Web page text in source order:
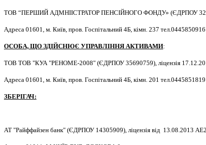
ТОВ “ПЕРШИЙ АДМНІІСТРАТОР ПЕНСІЙНОГО ФОНДУ» (ЄДРПОУ
Адреса 01601, м. Київ, пров. Госпітальний 4Б, кімн. 237 тел.0445850916
ОСОБА, ЩО ЗДІЙСНЮЄ УПРАВЛІННЯ АКТИВАМИ:
ТОВ ТОВ "КУА "РЕНОМЕ-2008" (ЄДРПОУ 35690759), ліцензія
Адреса 01601, м. Київ, пров. Госпітальний 4Б , кімн. 201 тел.0445851819
ЗБЕРІГАЧ:
АТ "Райффайзен банк" (ЄДРПОУ 14305909), ліцензія від 13.08.2013